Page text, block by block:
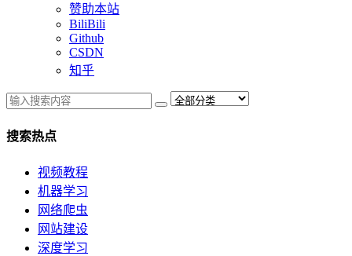
赞助本站
BiliBili
Github
CSDN
知乎
搜索热点
视频教程
机器学习
网络爬虫
网站建设
深度学习